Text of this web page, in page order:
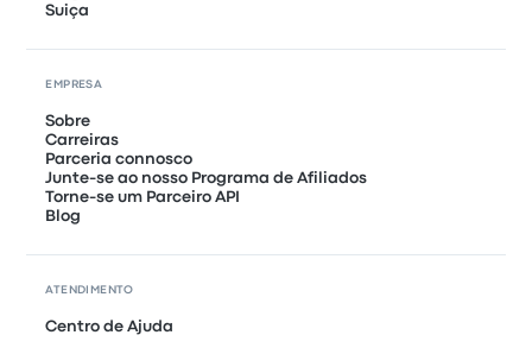
Suiça
EMPRESA
Sobre
Carreiras
Parceria connosco
Junte-se ao nosso Programa de Afiliados
Torne-se um Parceiro API
Blog
ATENDIMENTO
Centro de Ajuda